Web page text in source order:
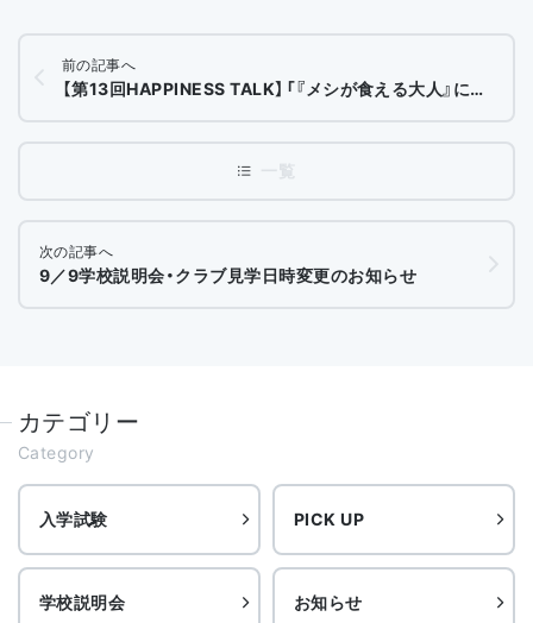
前の記事へ
【第13回HAPPINESS TALK】「『メシが食える大人』になるために」 お申込み開始！
次の記事へ
9／9学校説明会・クラブ見学日時変更のお知らせ
カテゴリー
Category
入学試験 PICK UP
学校説明会 お知らせ